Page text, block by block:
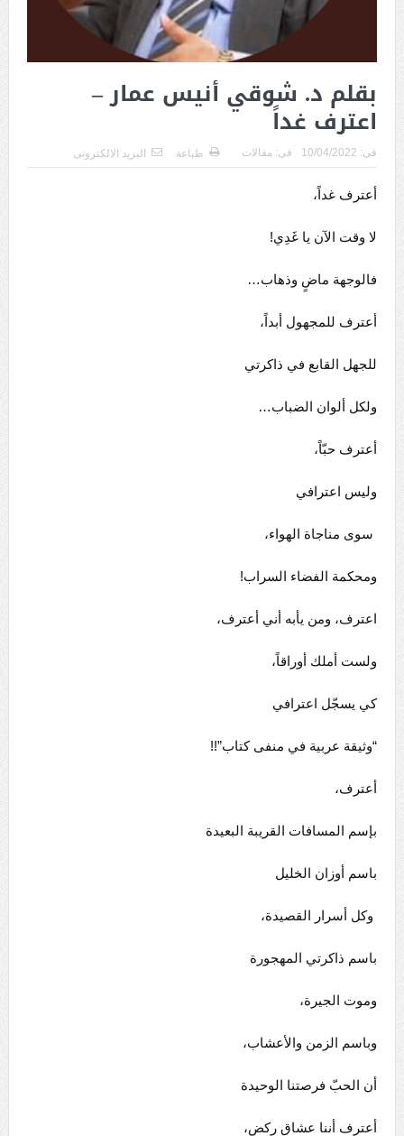
بقلم د. شوقي أنيس عمار –
اعترف غداً
فى: 10/04/2022 فى: مقالات طباعة البريد الالكترونى
أعترف غداً،
لا وقت الآن يا غَدِي!
فالوجهة ماضٍ وذهاب…
أعترف للمجهول أبداً،
للجهل القابع في ذاكرتي
ولكل ألوان الضباب…
أعترف حبّاً،
وليس اعترافي
سوى مناجاة الهواء،
ومحكمة الفضاء السراب!
اعترف، ومن يأبه أني أعترف،
ولست أملك أوراقاً،
كي يسجّل اعترافي
“وثيقة عربية في منفى كتاب”!!
أعترف،
بإسم المسافات القريبة البعيدة
باسم أوزان الخليل
وكل أسرار القصيدة،
باسم ذاكرتي المهجورة
وموت الجيرة،
وباسم الزمن والأعشاب،
أن الحبّ فرصتنا الوحيدة
أعترف أننا عشاق ركض،